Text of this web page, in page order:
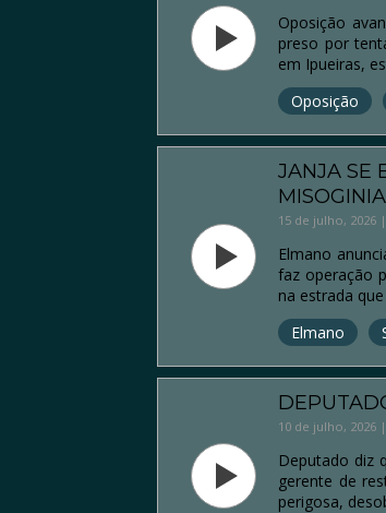
Oposição
preso por
em Ipueiras,
Oposição
JANJA SE
MISOGINIA
15 de julho, 2026
Elmano
faz operação
na estrada
Elmano
10 de julho, 2026
Deputado diz
gerente de
perigosa,